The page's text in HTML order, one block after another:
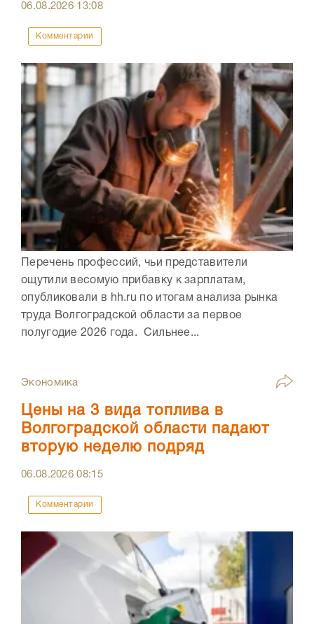
06.08.2026 13:08
Комментарии
Перечень профессий, чьи представители
ощутили весомую прибавку к зарплатам,
опубликовали в hh.ru по итогам анализа рынка
труда Волгоградской области за первое
полугодие 2026 года. Сильнее...
Экономика
Цены на 3 вида топлива в
Волгоградской области падают
вторую неделю подряд
06.08.202608:15
Комментарии